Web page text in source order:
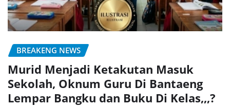
BREAKENG NEWS
Murid Menjadi Ketakutan Masuk
Sekolah, Oknum Guru Di Bantaeng
Lempar Bangku dan Buku Di Kelas,,,?